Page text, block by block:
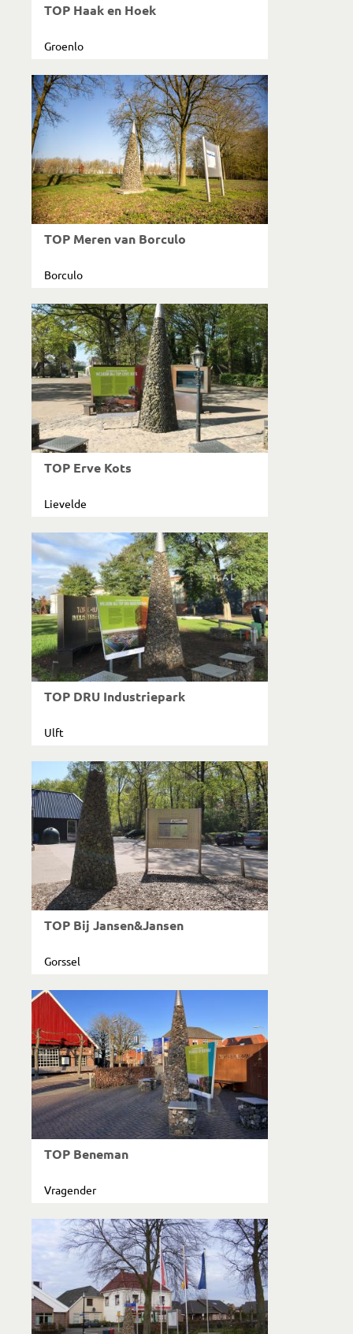
TOP Haak en Hoek
Groenlo
TOP Meren van Borculo
Borculo
TOP Erve Kots
Lievelde
TOP DRU Industriepark
Ulft
TOP Bij Jansen&Jansen
Gorssel
TOP Beneman
Vragender